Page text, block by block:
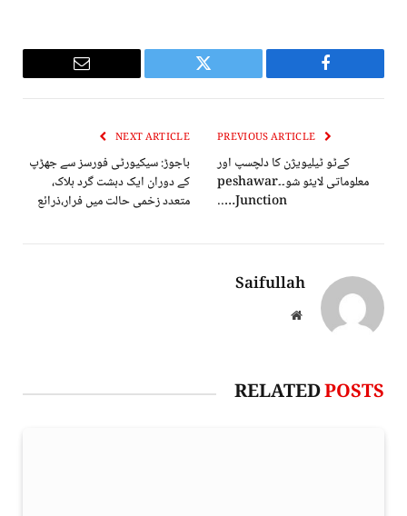
Facebook
Twitter
Email
کےٹو ٹیلیویژن کا دلچسپ اور
معلوماتی لایئو شو۔۔peshawar
Junction…..
NEXT ARTICLE
باجوڑ: سیکیورٹی فورسز سے جھڑپ
کے دوران ایک دہشت گرد ہلاک،
متعدد زخمی حالت میں فرار،ذرائع
Saifullah
Website
RELATEDPOSTS